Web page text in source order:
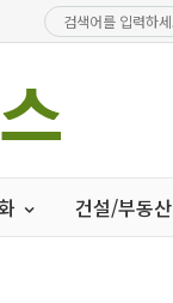
건설/부동산